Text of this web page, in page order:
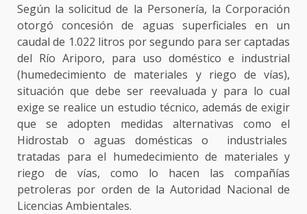
Según la solicitud de la Personería, la Corporación
otorgó concesión de aguas superficiales en un
caudal de 1.022 litros por segundo para ser captadas
del Río Ariporo, para uso doméstico e industrial
(humedecimiento de materiales y riego de vías),
situación que debe ser reevaluada y para lo cual
exige se realice un estudio técnico, además de exigir
que se adopten medidas alternativas como el
Hidrostab o aguas domésticas o industriales
tratadas para el humedecimiento de materiales y
riego de vías, como lo hacen las compañías
petroleras por orden de la Autoridad Nacional de
Licencias Ambientales.